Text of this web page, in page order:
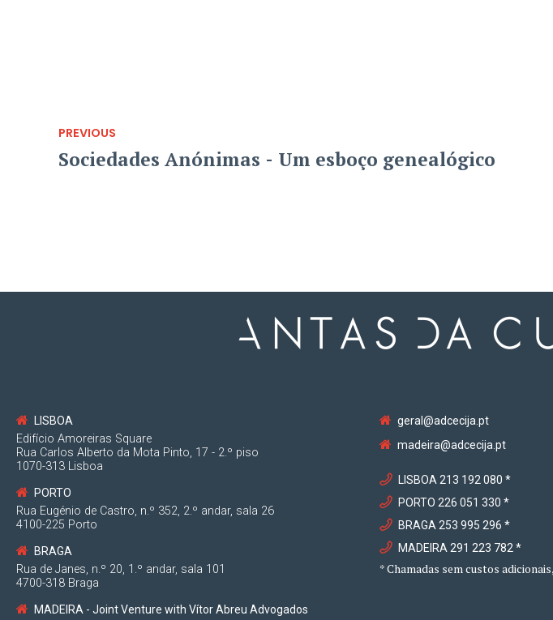
PREVIOUS
Sociedades Anónimas - Um esboço genealógico
LISBOA
Edifício Amoreiras Square
Rua Carlos Alberto da Mota Pinto, 17 - 2.º piso
1070-313 Lisboa
PORTO
Rua Eugénio de Castro, n.º 352, 2.º andar, sala 26
4100-225 Porto
BRAGA
Rua de Janes, n.º 20, 1.º andar, sala 101
4700-318 Braga
MADEIRA - Joint Venture with Vítor Abreu Advogados
geral@adcecija.pt
madeira@adcecija.pt
LISBOA 213 192 080 *
PORTO 226 051 330 *
BRAGA 253 995 296 *
MADEIRA 291 223 782 *
* Chamadas sem custos